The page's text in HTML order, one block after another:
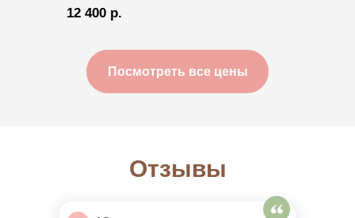
12 400 р.
Посмотреть все цены
Отзывы